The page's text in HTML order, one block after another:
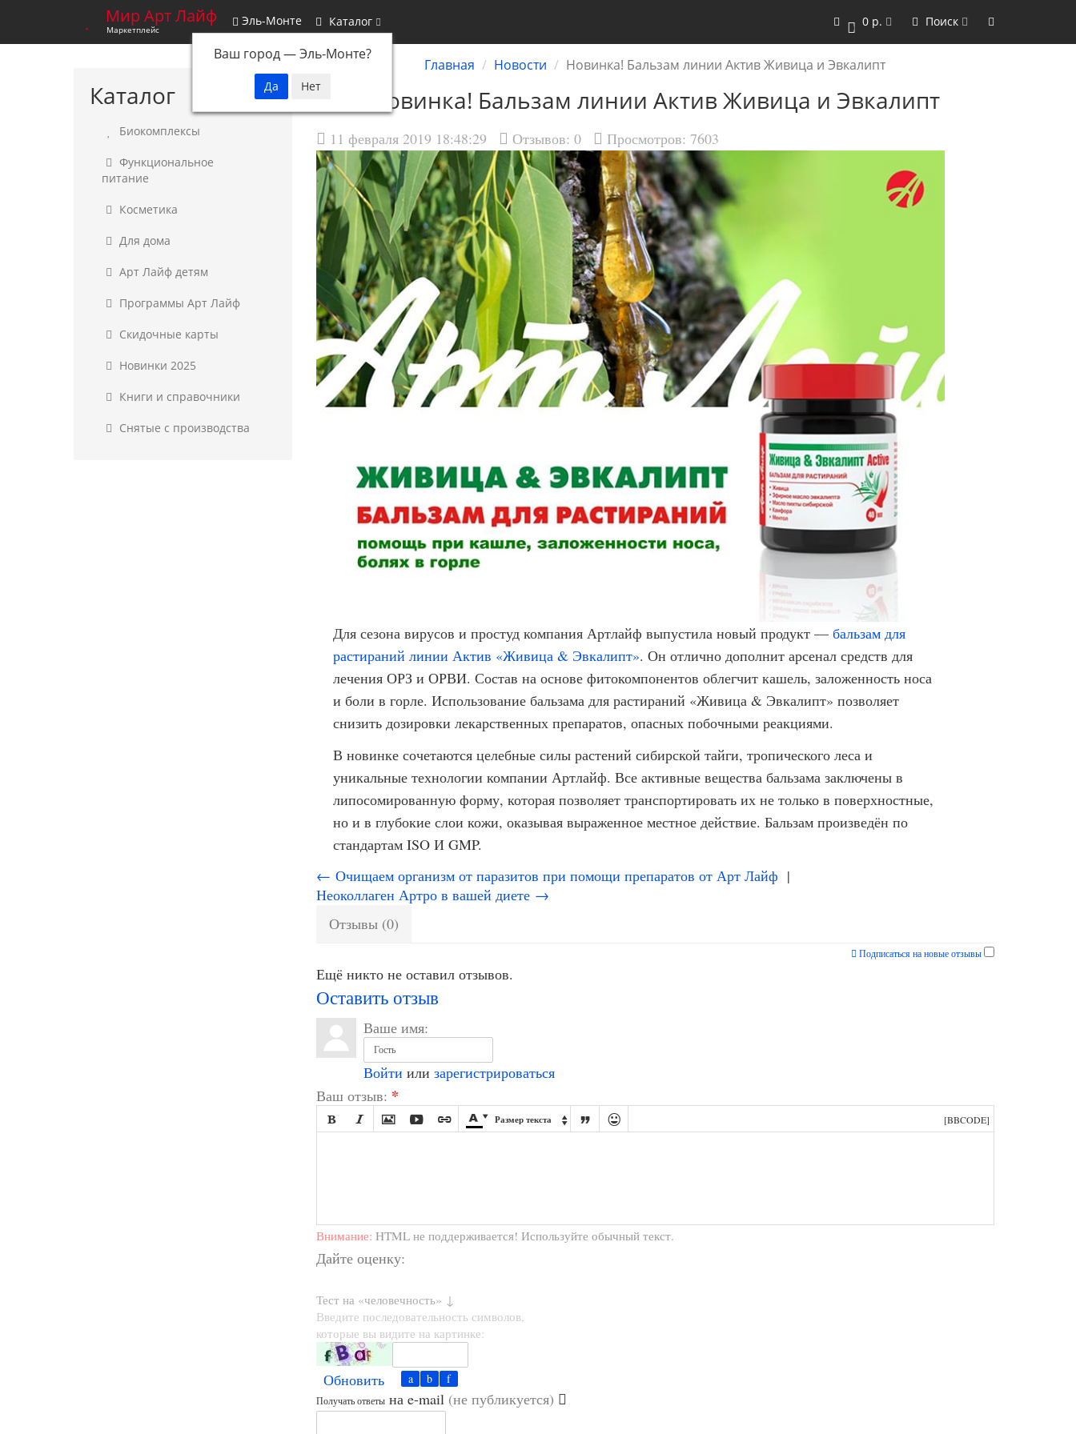
Мир Арт Лайф
Маркетплейс
Эль-Монте
Ваш город —Эль-Монте?
Каталог 0 0 р. Поиск
Каталог
Биокомплексы
Функциональное
питание
Косметика
Для дома
Арт Лайф детям
Программы Арт Лайф
Скидочные карты
Новинки 2025
Книги и справочники
Снятые с производства
Главная Новости Новинка! Бальзам линии Актив Живица и Эвкалипт
Новинка! Бальзам линии Актив Живица и Эвкалипт
11 февраля 2019 18:48:29 Отзывов: 0 Просмотров: 7603
Для сезона вирусов и простуд компания Артлайф выпустила новый продукт — бальзам для
растираний линии Актив «Живица & Эвкалипт». Он отлично дополнит арсенал средств для
лечения ОРЗ и ОРВИ. Состав на основе фитокомпонентов облегчит кашель, заложенность носа
и боли в горле. Использование бальзама для растираний «Живица & Эвкалипт» позволяет
снизить дозировки лекарственных препаратов, опасных побочными реакциями.
В новинке сочетаются целебные силы растений сибирской тайги, тропического леса и
уникальные технологии компании Артлайф. Все активные вещества бальзама заключены в
липосомированную форму, которая позволяет транспортировать их не только в поверхностные,
но и в глубокие слои кожи, оказывая выраженное местное действие. Бальзам произведён по
стандартам ISO И GMP.
← Очищаем организм от паразитов при помощи препаратов от Арт Лайф |
Неоколлаген Артро в вашей диете →
Отзывы (0)
Подписаться на новые отзывы
Ещё никто не оставил отзывов.
Оставить отзыв
Ваше имя:
Войти или зарегистрироваться
Ваш отзыв: *
       Размер текста    [BBCODE]
Внимание: HTML не поддерживается! Используйте обычный текст.
Дайте оценку:
Тест на «человечность» ↓
Введите последовательность символов,
которые вы видите на картинке:
Обновить
Получать ответына e-mail (не публикуется)